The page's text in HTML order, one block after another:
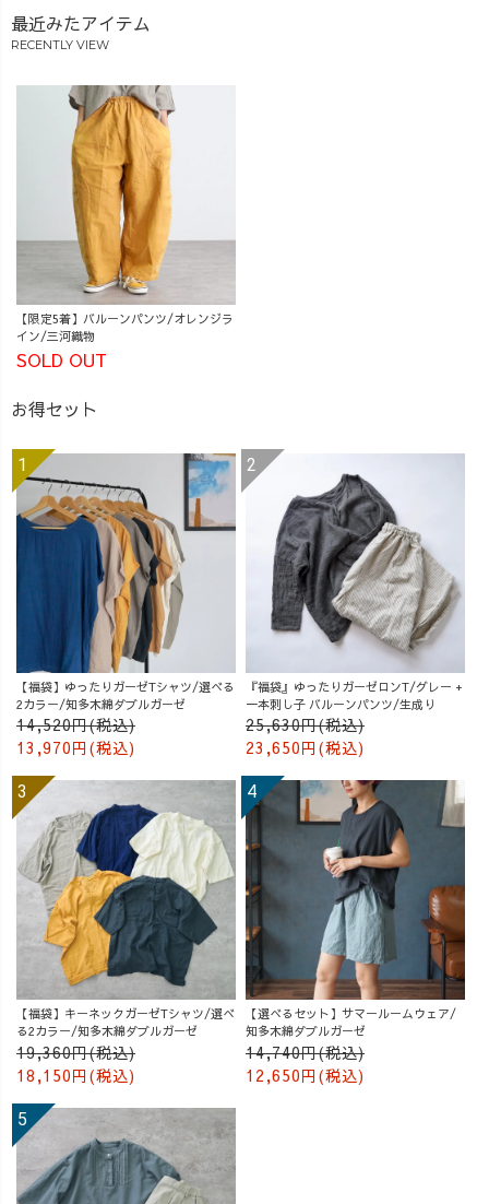
ップより
#UZUiRO #バル
量限定 #柿渋染
め #草木染めパ
ンツ #三河発ブ
ランド
最近みたアイテム
RECENTLY VIEW
【限定5着】バルーンパンツ/オレンジラ
イン/三河織物
SOLD OUT
お得セット
【福袋】ゆったりガーゼTシャツ/選べる
2カラー/知多木綿ダブルガーゼ
14,520円(税込)
13,970円(税込)
『福袋』ゆったりガーゼロンT/グレー +
一本刺し子 バルーンパンツ/生成り
25,630円(税込)
23,650円(税込)
【福袋】キーネックガーゼTシャツ/選べ
る2カラー/知多木綿ダブルガーゼ
19,360円(税込)
18,150円(税込)
【選べるセット】サマールームウェア/
知多木綿ダブルガーゼ
14,740円(税込)
12,650円(税込)